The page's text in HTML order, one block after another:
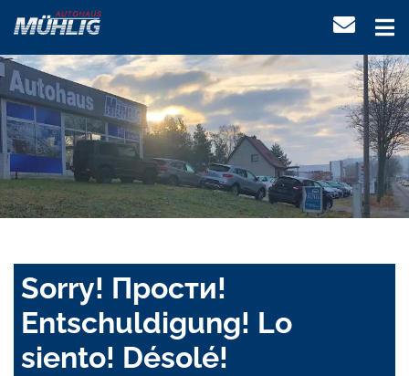
Sorry! Прости!
Entschuldigung! Lo
siento! Désolé!